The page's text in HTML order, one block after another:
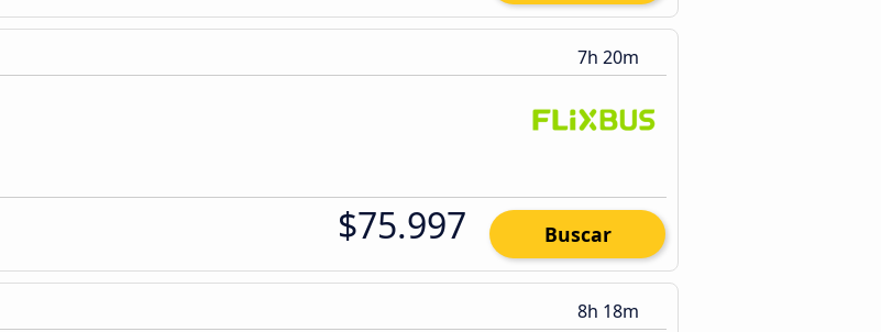
7h 20m
$75.997 Buscar
8h 18m